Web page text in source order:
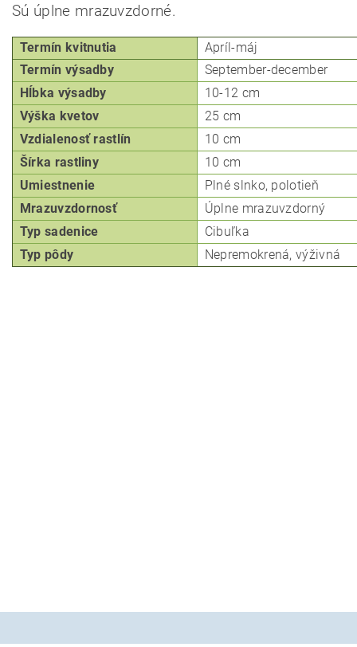
Sú úplne mrazuvzdorné.
Termín kvitnutia
Apríl-máj
Termín výsadby
September-december
Hĺbka výsadby
10-12 cm
Výška kvetov
25 cm
Vzdialenosť rastlín
10 cm
Šírka rastliny
10 cm
Umiestnenie
Plné slnko, polotieň
Mrazuvzdornosť
Úplne mrazuvzdorný
Typ sadenice
Cibuľka
Typ pôdy
Nepremokrená, výživná